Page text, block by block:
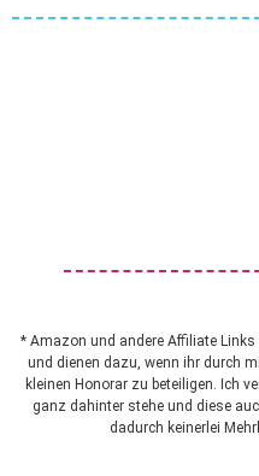
* Amazon und andere Affiliate
und dienen dazu, wenn ihr durch
kleinen Honorar zu beteiligen. Ich
ganz dahinter stehe und diese
dadurch keinerlei